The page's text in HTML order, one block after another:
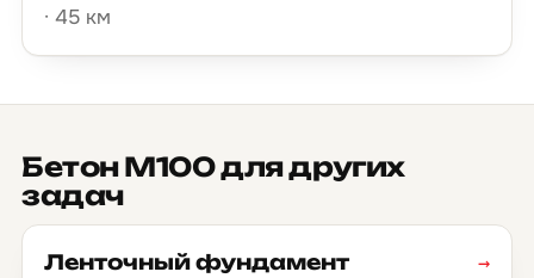
· 45 км
Бетон М100 для других
задач
Ленточный фундамент
→